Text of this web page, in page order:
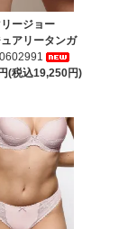
ージョー
アリータンガ
(税込19,250円)